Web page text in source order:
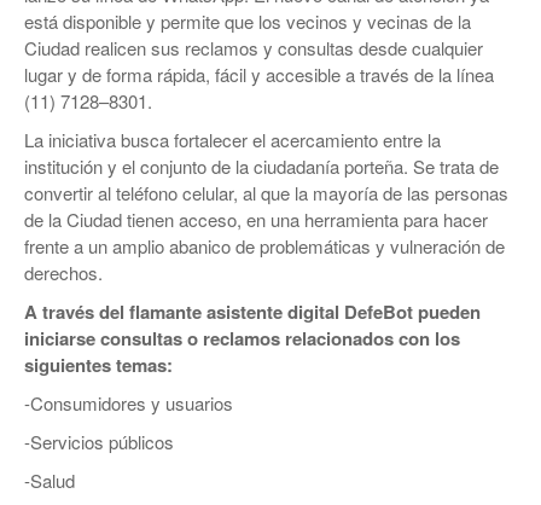
JUDICIALES
ELLAS
TECNO
VIDEOS
está disponible y permite que los vecinos y vecinas de la
Ciudad realicen sus reclamos y consultas desde cualquier
lugar y de forma rápida, fácil y accesible a través de la línea
(11) 7128–8301.
La iniciativa busca fortalecer el acercamiento entre la
institución y el conjunto de la ciudadanía porteña. Se trata de
convertir al teléfono celular, al que la mayoría de las personas
de la Ciudad tienen acceso, en una herramienta para hacer
frente a un amplio abanico de problemáticas y vulneración de
derechos.
A través del flamante asistente digital DefeBot pueden
iniciarse consultas o reclamos relacionados con los
siguientes temas:
-Consumidores y usuarios
-Servicios públicos
-Salud